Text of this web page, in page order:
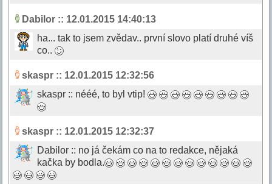
Dabilor :: 12.01.2015 14:40:13
ha... tak to jsem zvědav.. první slovo platí druhé víš
co..
skaspr :: 12.01.2015 12:32:56
skaspr :: nééé, to byl vtip!
skaspr :: 12.01.2015 12:32:37
Dabilor :: no já čekám co na to redakce, nějaká
kačka by bodla.